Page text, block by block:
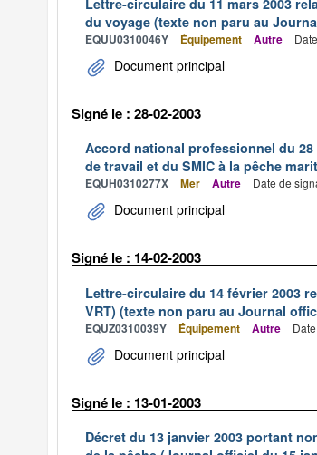
du voyage (texte non paru au
EQUU0310046Y Équipement Autre
Document principal
Signé le : 28-02-2003
Accord national professionnel du
de travail et du SMIC à la pêche
EQUH0310277X Mer Autre Date de
Document principal
Signé le : 14-02-2003
Lettre-circulaire du 14 février 2003
VRT) (texte non paru au Journal
EQUZ0310039Y Équipement Autre
Document principal
Signé le : 13-01-2003
Décret du 13 janvier 2003 portant